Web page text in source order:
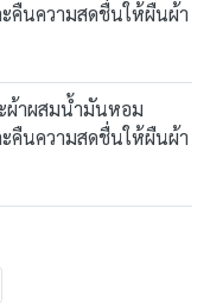
คืนความสดชื่นให้ผืนผ้า
ผ้าผสมน้ำมันหอม
คืนความสดชื่นให้ผืนผ้า